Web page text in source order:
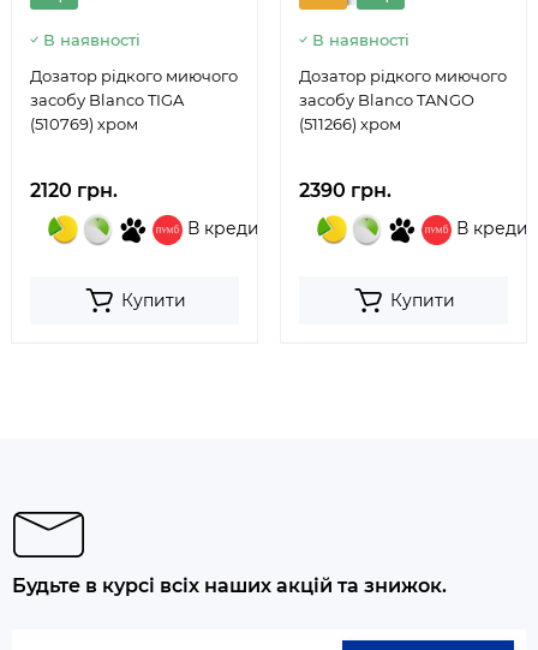
В наявності
Дозатор рідкого миючого
засобу Blanco TIGA
(510769) хром
2120 грн.
В кредит
Купити
В наявності
Дозатор рідкого миючого
засобу Blanco TANGO
(511266) хром
2390 грн.
В кредит
Купити
Будьте в курсі всіх наших акцій та знижок.